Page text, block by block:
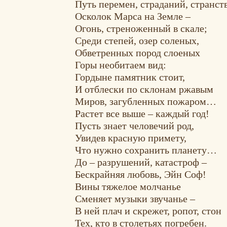
Путь перемен, страданий,
Осколок Марса на Земле –
Огонь, стреноженный в скале;
Среди степей, озер соленых,
Обветренных пород слоеных
Горы необитаем вид:
Гордыне памятник стоит,
И отблески по склонам ржавым
Миров, загубленных пожаром…
Растет все выше – каждый год!
Пусть знает человечий род,
Увидев красную примету,
Что нужно сохранить планету…
До – разрушений, катастроф –
Бескрайняя любовь, Эйн Соф!
Вины тяжелое молчанье
Сменяет музыки звучанье –
В ней плач и скрежет, ропот, стон
Тех, кто в столетьях погребен.